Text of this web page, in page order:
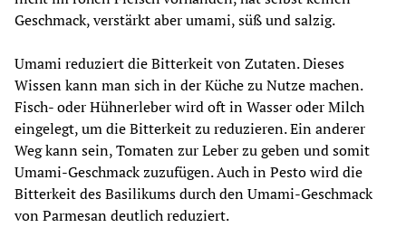
Geschmack, verstärkt aber umami, süß und salzig.
Umami reduziert die Bitterkeit von Zutaten. Dieses
Wissen kann man sich in der Küche zu Nutze machen.
Fisch- oder Hühnerleber wird oft in Wasser oder Milch
eingelegt, um die Bitterkeit zu reduzieren. Ein anderer
Weg kann sein, Tomaten zur Leber zu geben und somit
Umami-Geschmack zuzufügen. Auch in Pesto wird die
Bitterkeit des Basilikums durch den Umami-Geschmack
von Parmesan deutlich reduziert.